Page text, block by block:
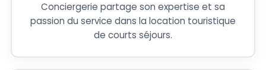
Conciergerie partage son expertise et sa
passion du service dans la location touristique
de courts séjours.